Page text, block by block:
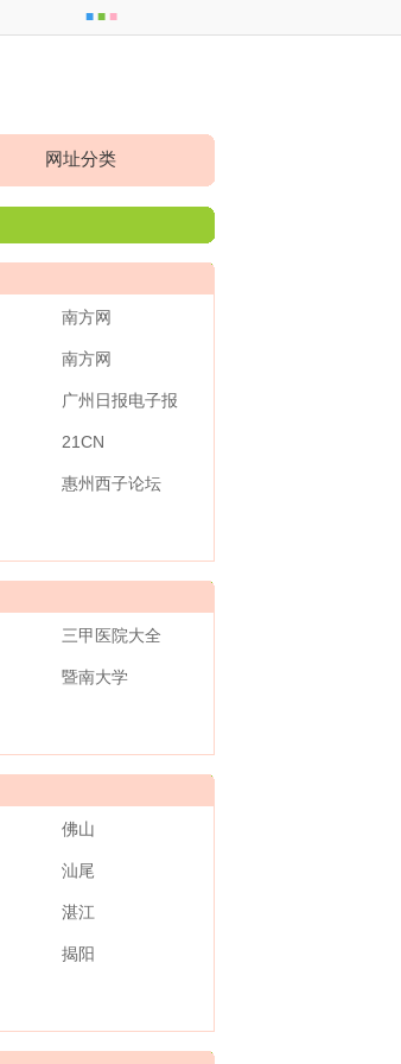
■ ■ ■
网址分类
南方网
南方网
广州日报电子报
21CN
惠州西子论坛
三甲医院大全
暨南大学
佛山
汕尾
湛江
揭阳